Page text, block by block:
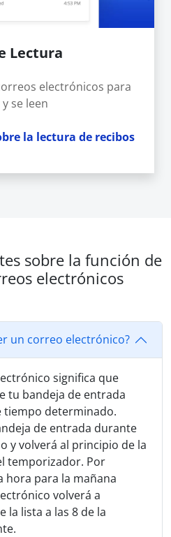
Lectura
electrónicos para
se leen
la lectura de recibos
sobre la función de
electrónicos
un correo electrónico?
significa que
tu bandeja de entrada
determinado.
de entrada durante
y volverá al principio de la
temporizador. Por
hora para la mañana
volverá a
la lista a las 8 de la